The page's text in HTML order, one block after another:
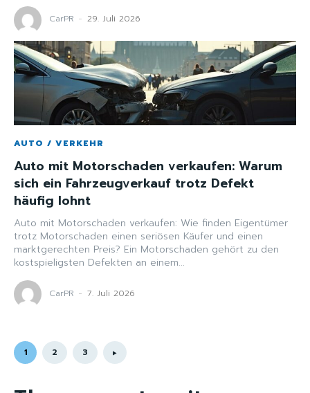
CarPR - 29. Juli 2026
AUTO / VERKEHR
Auto mit Motorschaden verkaufen: Warum
sich ein Fahrzeugverkauf trotz Defekt
häufig lohnt
Auto mit Motorschaden verkaufen: Wie finden Eigentümer
trotz Motorschaden einen seriösen Käufer und einen
marktgerechten Preis? Ein Motorschaden gehört zu den
kostspieligsten Defekten an einem...
CarPR - 7. Juli 2026
1 2 3